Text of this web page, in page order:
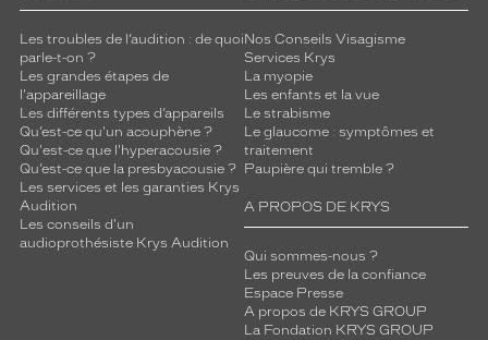
Les troubles de l’audition : de quoi
parle-t-on ?
Les grandes étapes de
l'appareillage
Les différents types d’appareils
Qu’est-ce qu'un acouphène ?
Qu'est-ce que l'hyperacousie ?
Qu’est-ce que la presbyacousie ?
Les services et les garanties Krys
Audition
Les conseils d'un
audioprothésiste Krys Audition
Nos Conseils Visagisme
Services Krys
La myopie
Les enfants et la vue
Le strabisme
Le glaucome : symptômes et
traitement
Paupière qui tremble ?
A PROPOS DE KRYS
Qui sommes-nous ?
Les preuves de la confiance
Espace Presse
A propos de KRYS GROUP
La Fondation KRYS GROUP